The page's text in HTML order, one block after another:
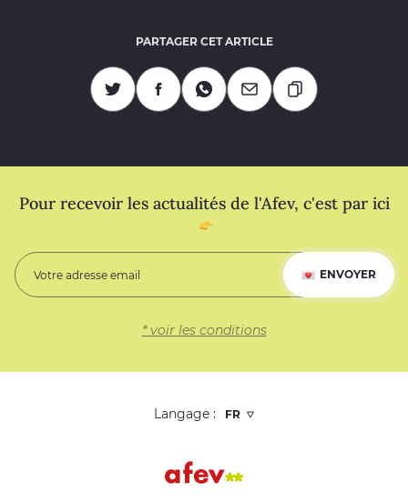
PARTAGER CET ARTICLE
Partagez sur Twitter
Partagez sur Facebook
Partagez sur Whatsapp
Partagez par Mail
Copier l'URL
Pour recevoir les actualités de l'Afev, c'est par ici
ENVOYER
* voir les conditions
Langage :